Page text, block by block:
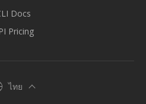
Docs
Pricing
ไทย